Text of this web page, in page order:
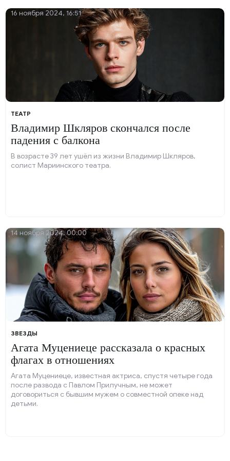
ТЕАТР
Владимир Шкляров скончался после
падения с балкона
В возрасте 39 лет ушёл из жизни Владимир Шкляров,
солист Мариинского театра.
16 ноября 2024, 16:51
ЗВЕЗДЫ
Агата Муцениеце рассказала о красных
флагах в отношениях
Агата Муцениеце, известная актриса, спустя четыре года
после развода с Павлом Прилучным, не может
договориться с бывшим мужем о совместной опеке над
детьми.
14 ноября 2024, 00:00